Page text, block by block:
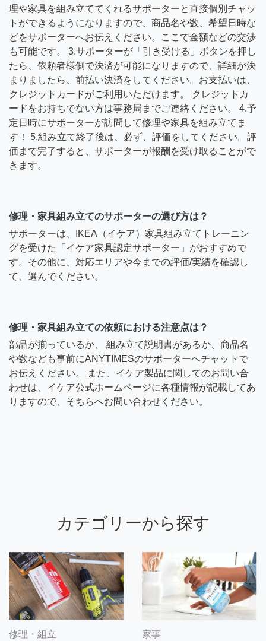
理や家具を組み立ててくれるサポーターと直接個別チャッ
トができるようになりますので、商品名や数、希望日時な
どをサポーターへお伝えください。ここで金額などの交渉
も可能です。 3.サポーターが「引き受ける」ボタンを押し
たら、依頼者様側で決済が可能になりますので、詳細が決
まりましたら、前払い決済をしてください。お支払いは、
クレジットカードがご利用いただけます。 クレジットカ
ードをお持ちでない方は事務局までご連絡ください。 4.予
定日時にサポーターが訪問して修理や家具を組み立てま
す！ 5.組み立て終了後は、必ず、評価をしてください。評
価まで完了すると、サポーターが報酬を受け取ることがで
きます。
修理・家具組み立てのサポーターの選び方は？
サポーターは、IKEA（イケア）家具組み立てトレーニン
グを受けた「イケア家具認定サポーター」がおすすめで
す。その他に、対応エリアや今までの評価/実績を確認し
て、選んでください。
修理・家具組み立ての依頼における注意点は？
部品が揃っているか、 組み立て説明書があるか、商品名
や数なども事前にANYTIMESのサポーターへチャットで
お伝えください。 また、イケア製品に関してのお問い合
わせは、イケア公式ホームページに各種情報が記載してあ
りますので、そちらへお問い合わせください。
カテゴリーから探す
修理・組立 家事